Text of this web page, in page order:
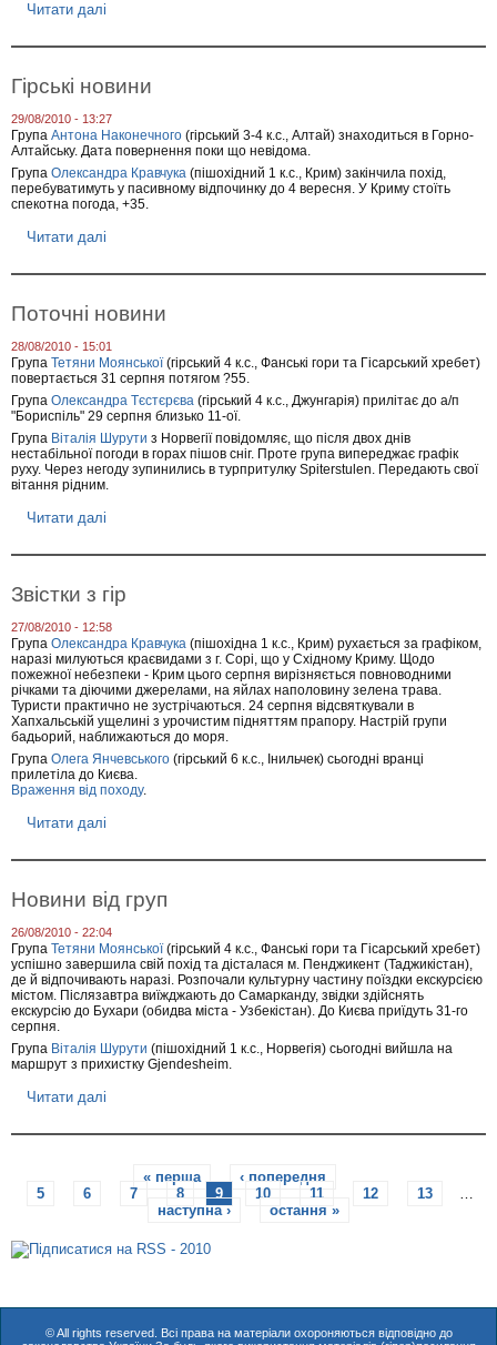
ф
н
с
ь
к
о
г
р
у
Читати далі
о
в
н
и
в
і
д
г
и
н
т
о
н
а
а
к
о
н
е
ч
о
Гірські новини
29/08/2010 - 13:27
Група Антона Наконечного (гірський 3-4 к.с., Алтай) знаходиться в Горно-
Алтайську. Дата повернення поки що невідома.
Група Олександра Кравчука (пішохідний 1 к.с., Крим) закінчила похід,
перебуватимуть у пасивному відпочинку до 4 вересня. У Криму стоїть
спекотна погода, +35.
Читати далі
о
р
ь
к
і
н
о
в
и
н
и
Поточні новини
28/08/2010 - 15:01
Група Тетяни Моянської(гірський 4 к.с., Фанські гори та Гісарський хребет)
повертається 31 серпня потягом ?55.
Група Олександра Тєстєрєва (гірський 4 к.с., Джунгарія) прилітає до а/п
"Бориспіль" 29 серпня близько 11-ої.
Група Віталія Шурути з Норвегії повідомляє, що після двох днів
нестабільної погоди в горах пішов сніг. Проте група випереджає графік
руху. Через негоду зупинились в турпритулку Spiterstulen. Передають свої
вітання рідним.
Читати далі
о
о
т
ч
н
і
н
о
в
и
и
Звістки з гір
27/08/2010 - 12:58
Група Олександра Кравчука (пішохідна 1 к.с., Крим) рухається за графіком,
наразі милуються краєвидами з г. Сорі, що у Східному Криму. Щодо
пожежної небезпеки - Крим цього серпня вирізняється повноводними
річками та діючими джерелами, на яйлах наполовину зелена трава.
Туристи практично не зустрічаються. 24 серпня відсвяткували в
Хапхальській ущелині з урочистим підняттям прапору. Настрій групи
бадьорий, наближаються до моря.
Група Олега Янчевського (гірський 6 к.с., Інильчек) сьогодні вранці
прилетіла до Києва.
Враження від походу.
Читати далі
о
і
т
к
и
з
г
р
Новини від груп
26/08/2010 - 22:04
Група Тетяни Моянської(гірський 4 к.с., Фанські гори та Гісарський хребет)
успішно завершила свій похід та дісталася м. Пенджикент (Таджикістан),
де й відпочивають наразі. Розпочали культурну частину поїздки екскурсією
містом. Післязавтра виїжджають до Самарканду, звідки здійснять
екскурсію до Бухари (обидва міста - Узбекістан). До Києва приїдуть 31-го
серпня.
Група Віталія Шурути (пішохідний 1 к.с., Норвегія) сьогодні вийшла на
маршрут з прихистку Gjendesheim.
Читати далі
о
в
р
у
р
« перша ‹ попередня
5
6 7 8 9 10 11 12 13
…
наступна ›
остання »
© All rights reserved. Всі права на матеріали охороняються відповідно до